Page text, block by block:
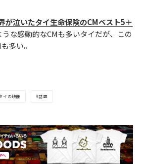
が泣いたタイ生命保険のCMベスト5＋
な感動的なCMも多いタイだが、この
多い。
イの映像 話題